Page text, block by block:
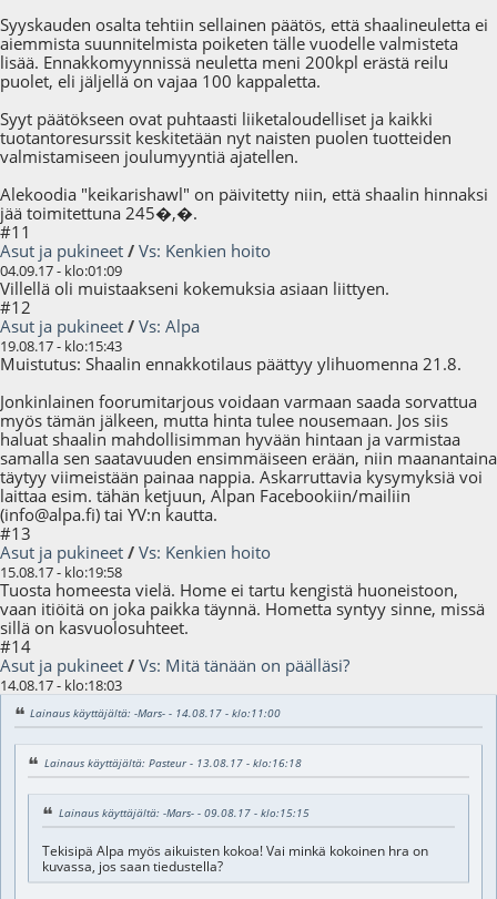
Syyskauden osalta tehtiin sellainen päätös, että shaalineuletta ei
aiemmista suunnitelmista poiketen tälle vuodelle valmisteta
lisää. Ennakkomyynnissä neuletta meni 200kpl erästä reilu
puolet, eli jäljellä on vajaa 100 kappaletta.
Syyt päätökseen ovat puhtaasti liiketaloudelliset ja kaikki
tuotantoresurssit keskitetään nyt naisten puolen tuotteiden
valmistamiseen joulumyyntiä ajatellen.
Alekoodia "keikarishawl" on päivitetty niin, että shaalin hinnaksi
jää toimitettuna 245�,�.
#11
Asut ja pukineet / Vs: Kenkien hoito
04.09.17 - klo:01:09
Villellä oli muistaakseni kokemuksia asiaan liittyen.
#12
Asut ja pukineet / Vs: Alpa
19.08.17 - klo:15:43
Muistutus: Shaalin ennakkotilaus päättyy ylihuomenna 21.8.
Jonkinlainen foorumitarjous voidaan varmaan saada sorvattua
myös tämän jälkeen, mutta hinta tulee nousemaan. Jos siis
haluat shaalin mahdollisimman hyvään hintaan ja varmistaa
samalla sen saatavuuden ensimmäiseen erään, niin maanantaina
täytyy viimeistään painaa nappia. Askarruttavia kysymyksiä voi
laittaa esim. tähän ketjuun, Alpan Facebookiin/mailiin
(info@alpa.fi) tai YV:n kautta.
#13
Asut ja pukineet / Vs: Kenkien hoito
15.08.17 - klo:19:58
Tuosta homeesta vielä. Home ei tartu kengistä huoneistoon,
vaan itiöitä on joka paikka täynnä. Hometta syntyy sinne, missä
sillä on kasvuolosuhteet.
#14
Asut ja pukineet / Vs: Mitä tänään on päälläsi?
14.08.17 - klo:18:03
Lainaus käyttäjältä: -Mars- - 14.08.17 - klo:11:00
Lainaus käyttäjältä: Pasteur - 13.08.17 - klo:16:18
Lainaus käyttäjältä: -Mars- - 09.08.17 - klo:15:15
Tekisipä Alpa myös aikuisten kokoa! Vai minkä kokoinen hra on
kuvassa, jos saan tiedustella?